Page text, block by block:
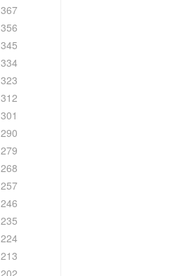
367
356
345
334
323
312
301
290
279
268
257
246
235
224
213
202